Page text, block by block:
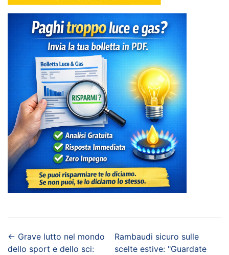
← Grave lutto nel mondo
dello sport e dello sci:
Rambaudi sicuro sulle
scelte estive: "Guardate